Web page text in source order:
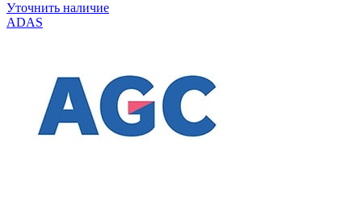
Уточнить наличие
ADAS